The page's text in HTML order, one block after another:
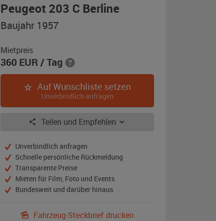
Peugeot 203 C Berline
Baujahr 1957
Mietpreis
360 EUR/ Tag
Auf Wunschliste setzen
Unverbindlich anfragen
Teilen und Empfehlen
Unverbindlich anfragen
Schnelle persönliche Rückmeldung
Transparente Preise
Mieten für Film, Foto und Events
Bundesweit und darüber hinaus
Fahrzeug-Steckbrief drucken